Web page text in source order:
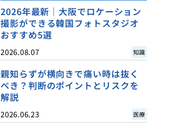
2026年最新｜大阪でロケーション
撮影ができる韓国フォトスタジオ
おすすめ5選
2026.08.07 知識
親知らずが横向きで痛い時は抜く
べき？判断のポイントとリスクを
解説
2026.06.23 医療